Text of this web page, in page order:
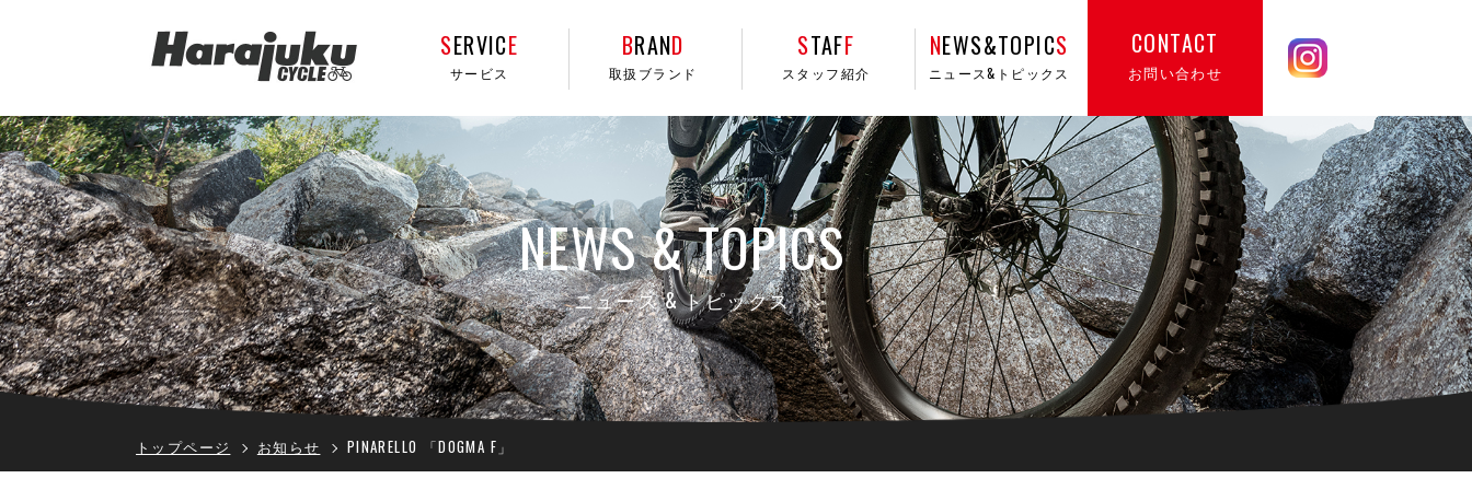
SERVICE
サービス
BRAND
取扱ブランド
STAFF
スタッフ紹介
NEWS&TOPICS
ニュース&トピックス
CONTACT
お問い合わせ
NEWS & TOPICS
ニュース & トピックス
トップページ お知らせ PINARELLO 「DOGMA F」